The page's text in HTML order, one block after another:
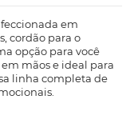
em
cordão para o
opção para você
mãos e ideal para
linha completa de